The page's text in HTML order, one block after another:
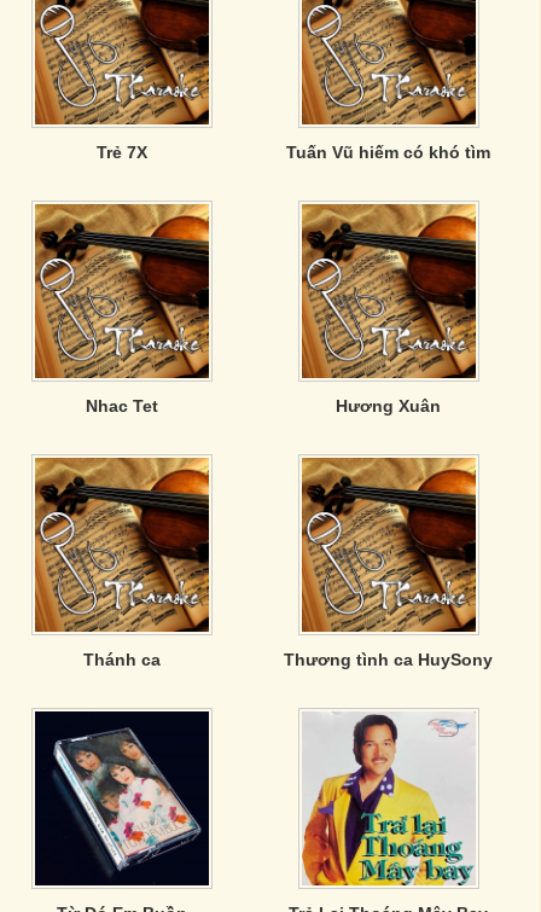
Trẻ 7X Tuấn Vũ hiếm có khó tìm
Nhac Tet Hương Xuân
Thánh ca Thương tình ca HuySony